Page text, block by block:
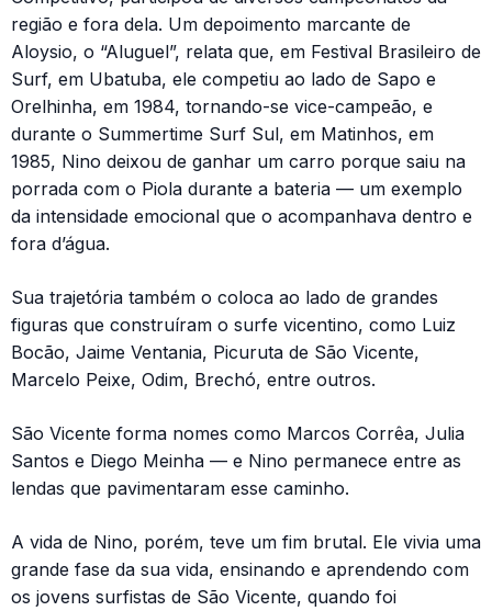
região e fora dela. Um depoimento marcante de
Aloysio, o “Aluguel”, relata que, em Festival Brasileiro de
Surf, em Ubatuba, ele competiu ao lado de Sapo e
Orelhinha, em 1984, tornando-se vice-campeão, e
durante o Summertime Surf Sul, em Matinhos, em
1985, Nino deixou de ganhar um carro porque saiu na
porrada com o Piola durante a bateria — um exemplo
da intensidade emocional que o acompanhava dentro e
fora d’água.
Sua trajetória também o coloca ao lado de grandes
figuras que construíram o surfe vicentino, como Luiz
Bocão, Jaime Ventania, Picuruta de São Vicente,
Marcelo Peixe, Odim, Brechó, entre outros.
São Vicente forma nomes como Marcos Corrêa, Julia
Santos e Diego Meinha — e Nino permanece entre as
lendas que pavimentaram esse caminho.
A vida de Nino, porém, teve um fim brutal. Ele vivia uma
grande fase da sua vida, ensinando e aprendendo com
os jovens surfistas de São Vicente, quando foi